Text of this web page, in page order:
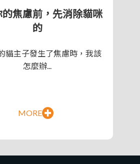
焦慮前，先消除貓咪
的
貓主子發生了焦慮時，我該
怎麼辦...